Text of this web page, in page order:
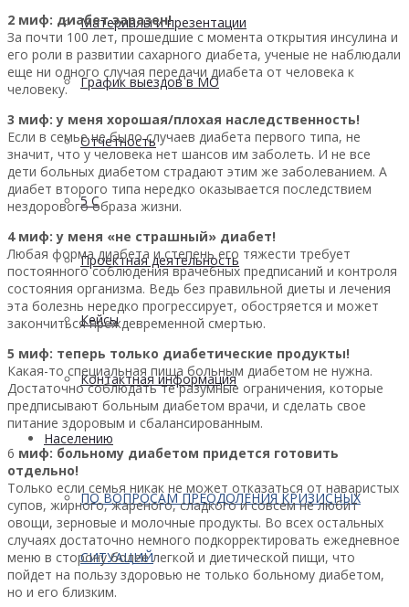
Материалы и презентации
График выездов в МО
Отчетность
5 С
Проектная деятельность
Кейсы
Контактная информация
Населению
ПО ВОПРОСАМ ПРЕОДОЛЕНИЯ КРИЗИСНЫХ
СИТУАЦИЙ
2 миф: диабет заразен!
За почти 100 лет, прошедшие с момента открытия инсулина и
его роли в развитии сахарного диабета, ученые не наблюдали
еще ни одного случая передачи диабета от человека к
человеку.
3 миф: у меня хорошая/плохая наследственность!
Если в семье не было случаев диабета первого типа, не
значит, что у человека нет шансов им заболеть. И не все
дети больных диабетом страдают этим же заболеванием. А
диабет второго типа нередко оказывается последствием
нездорового образа жизни.
4 миф: у меня «не страшный» диабет!
Любая форма диабета и степень его тяжести требует
постоянного соблюдения врачебных предписаний и контроля
состояния организма. Ведь без правильной диеты и лечения
эта болезнь нередко прогрессирует, обостряется и может
закончиться преждевременной смертью.
5 миф: теперь только диабетические продукты!
Какая-то специальная пища больным диабетом не нужна.
Достаточно соблюдать те разумные ограничения, которые
предписывают больным диабетом врачи, и сделать свое
питание здоровым и сбалансированным.
6 миф: больному диабетом придется готовить
отдельно!
Только если семья никак не может отказаться от наваристых
супов, жирного, жареного, сладкого и совсем не любит
овощи, зерновые и молочные продукты. Во всех остальных
случаях достаточно немного подкорректировать ежедневное
меню в сторону более легкой и диетической пищи, что
пойдет на пользу здоровью не только больному диабетом,
но и его близким.